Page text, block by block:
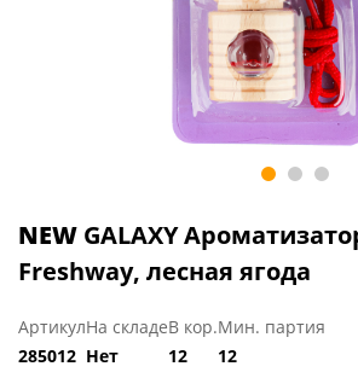
NEW GALAXY
Freshway, лесная ягода
Артикул
285012
На складе
Нет
В кор.
12
Мин. партия
12